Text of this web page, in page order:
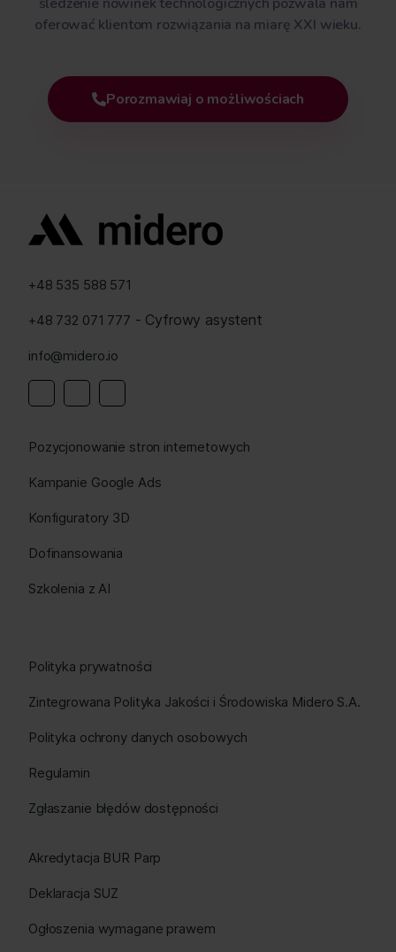
oferować klientom rozwiązania na miarę XXI wieku.
Porozmawiaj o możliwościach
+48 535 588 571
+48 732 071 777 - Cyfrowy asystent
info@midero.io
Pozycjonowanie stron internetowych
Kampanie Google Ads
Konfiguratory 3D
Dofinansowania
Szkolenia z AI
Polityka prywatności
Zintegrowana Polityka Jakości i Środowiska Midero S.A.
Polityka ochrony danych osobowych
Regulamin
Zgłaszanie błędów dostępności
Akredytacja BUR Parp
Deklaracja SUZ
Ogłoszenia wymagane prawem